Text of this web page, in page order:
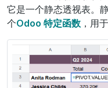
它是一个静态透视表。
个Odoo 特定函数 ，用